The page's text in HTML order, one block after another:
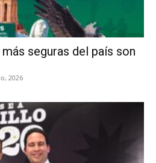
seguras del país son
2026